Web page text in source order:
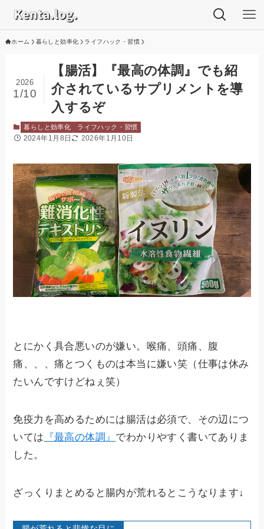
ホーム 暮らしと効率化 ライフハック・習慣
【腸活】『最高の体調』でも紹
介されているサプリメントを導
入するぞ
2026
1/10
暮らしと効率化 ライフハック・習慣
2024年1月8日 2026年1月10日
とにかく具合悪いのが嫌い。喉痛、頭痛、腹
痛、、、痛とつくものは本当に嫌い笑（仕事は休み
たいんですけどねぇ笑）
免疫力を高めるためには腸活は必須で、その辺につ
いては 『最高の体調』 でわかりやすく書いてありま
した。
ざっくりまとめると腸内が荒れるとこうなります↓